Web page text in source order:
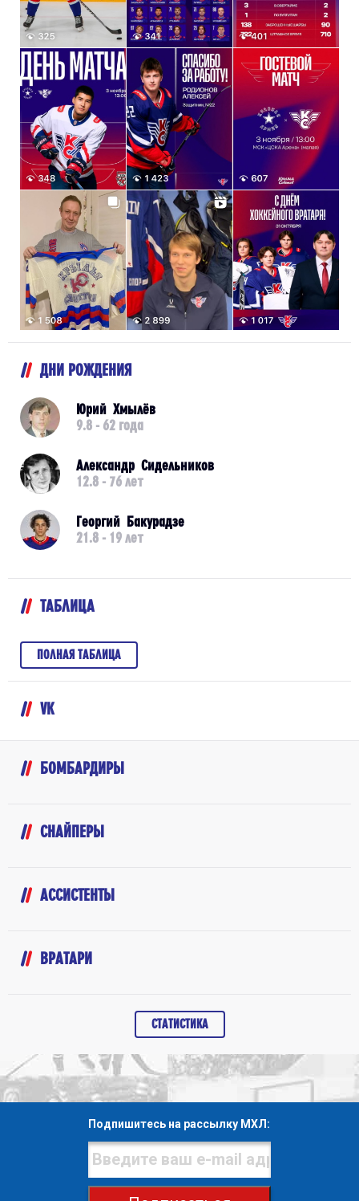
ДНИ РОЖДЕНИЯ
Юрий Хмылёв
9.8 - 62 года
Александр Сидельников
12.8 - 76 лет
Георгий Бакурадзе
21.8 - 19 лет
ТАБЛИЦА
ПОЛНАЯ ТАБЛИЦА
VK
БОМБАРДИРЫ
СНАЙПЕРЫ
АССИСТЕНТЫ
ВРАТАРИ
СТАТИСТИКА
Подпишитесь на рассылку МХЛ: